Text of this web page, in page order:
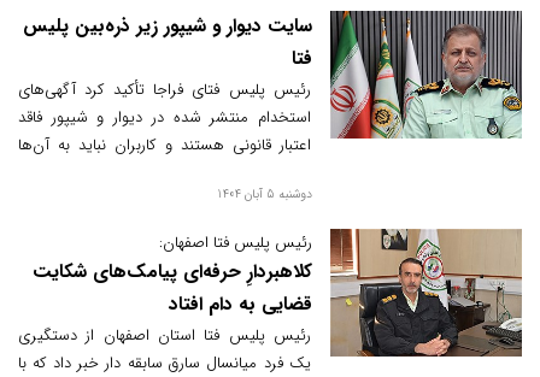
سایت دیوار و شیپور زیر ذره‌بین پلیس
فتا
رئیس پلیس فتای فراجا تأکید کرد آگهی‌های
استخدام منتشر شده در دیوار و شیپور فاقد
اعتبار قانونی هستند و کاربران نباید به آن‌ها
دوشنبه 5 آبان 1404
رئیس پلیس فتا اصفهان:
کلاهبردارِ حرفه‌ای پیامک‌های شکایت
قضایی به دام افتاد
رئیس پلیس فتا استان اصفهان از دستگیری
یک فرد میانسال سارق سابقه دار خبر داد که با